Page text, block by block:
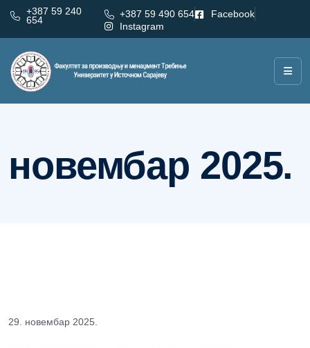
+387 59 240
654
+387 59 490 654
Facebook
Instagram
Месец:
новембар 2025.
29. новембар 2025.